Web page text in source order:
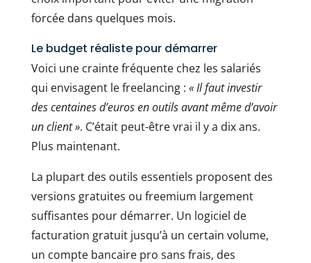
forcée dans quelques mois.
Le budget réaliste pour démarrer
Voici une crainte fréquente chez les salariés
qui envisagent le freelancing : « Il faut investir
des centaines d’euros en outils avant même d’avoir
un client ». C’était peut-être vrai il y a dix ans.
Plus maintenant.
La plupart des outils essentiels proposent des
versions gratuites ou freemium largement
suffisantes pour démarrer. Un logiciel de
facturation gratuit jusqu’à un certain volume,
un compte bancaire pro sans frais, des